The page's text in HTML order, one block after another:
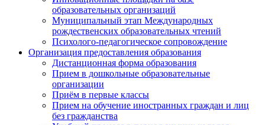
образовательных организаций
Муниципальный этап Международных
рождественских образовательных чтений
Психолого-педагогическое сопровождение
Организация предоставления образования
Дистанционная форма образования
Прием в дошкольные образовательные
организации
Приём в первые классы
Прием на обучение иностранных граждан и лиц
без гражданства